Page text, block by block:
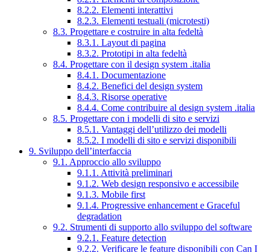
8.2.2. Elementi interattivi
8.2.3. Elementi testuali (microtesti)
8.3. Progettare e costruire in alta fedeltà
8.3.1. Layout di pagina
8.3.2. Prototipi in alta fedeltà
8.4. Progettare con il design system .italia
8.4.1. Documentazione
8.4.2. Benefici del design system
8.4.3. Risorse operative
8.4.4. Come contribuire al design system .italia
8.5. Progettare con i modelli di sito e servizi
8.5.1. Vantaggi dell’utilizzo dei modelli
8.5.2. I modelli di sito e servizi disponibili
9. Sviluppo dell’interfaccia
9.1. Approccio allo sviluppo
9.1.1. Attività preliminari
9.1.2. Web design responsivo e accessibile
9.1.3. Mobile first
9.1.4. Progressive enhancement e Graceful
degradation
9.2. Strumenti di supporto allo sviluppo del software
9.2.1. Feature detection
9.2.2. Verificare le feature disponibili con Can I